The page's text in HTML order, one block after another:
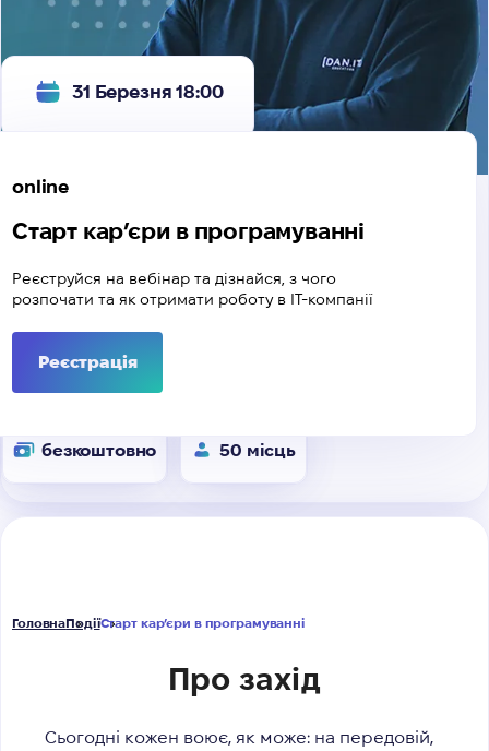
online
Старт кар’єри в програмуванні
Реєструйся на вебінар та дізнайся, з чого
розпочати та як отримати роботу в IT-компанії
Реєстрація
безкоштовно 50 місць
31 Березня 18:00
ГоловнаПодіїСтарт кар’єри в програмуванні
Про захід
Сьогодні кожен воює, як може: на передовій,